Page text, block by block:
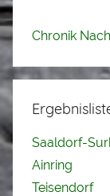
Chronik
Saaldorf-
Ainring
Teisendorf